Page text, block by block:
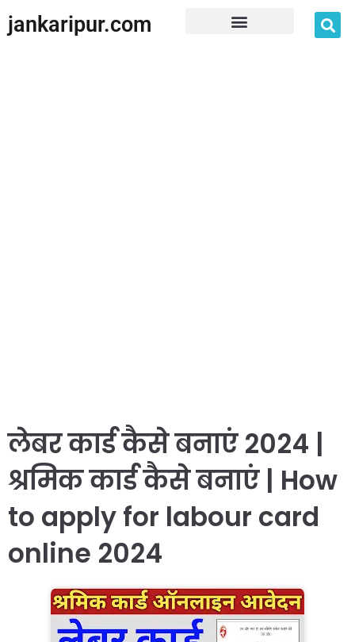
jankaripur.com
लेबर कार्ड कैसे बनाएं 2024 |
श्रमिक कार्ड कैसे बनाएं | How
to apply for labour card
online 2024